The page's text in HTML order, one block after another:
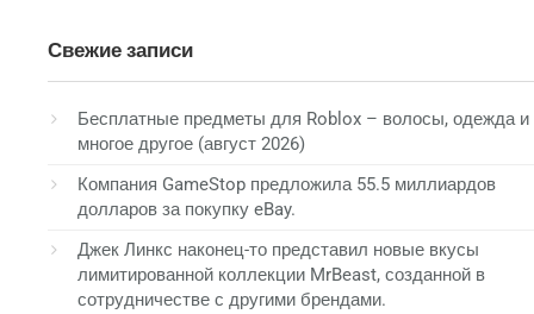
Свежие записи
Бесплатные предметы для Roblox – волосы, одежда и
многое другое (август 2026)
Компания GameStop предложила 55.5 миллиардов
долларов за покупку eBay.
Джек Линкс наконец-то представил новые вкусы
лимитированной коллекции MrBeast, созданной в
сотрудничестве с другими брендами.